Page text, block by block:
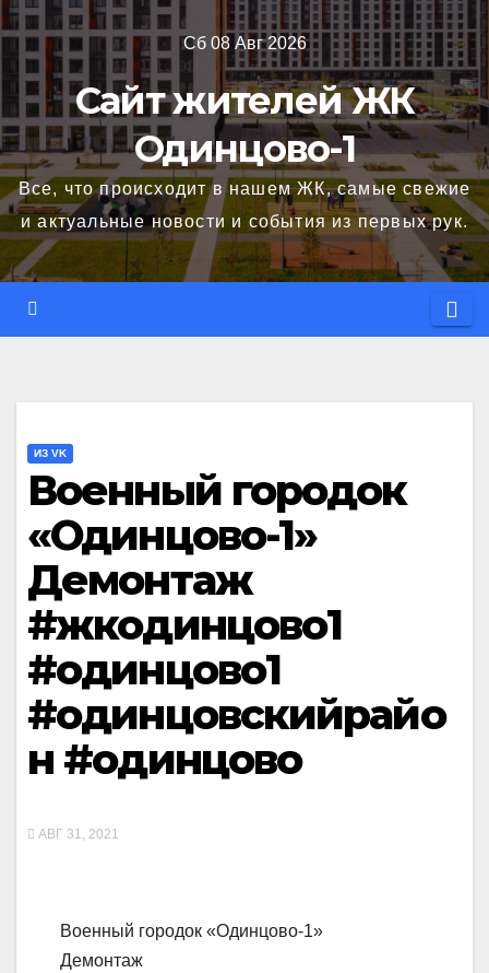
Перейти
содержимому
Сб 08 Авг 2026
Сайт жителей ЖК
Одинцово-1
Все, что происходит в нашем ЖК, самые свежие
и актуальные новости и события из первых рук.
ИЗ VK
Военный городок
«Одинцово-1»
Демонтаж
#жкодинцово1
#одинцово1
#одинцовскийрайо
н #одинцово
АВГ 31, 2021
Военный городок «Одинцово-1»
Демонтаж